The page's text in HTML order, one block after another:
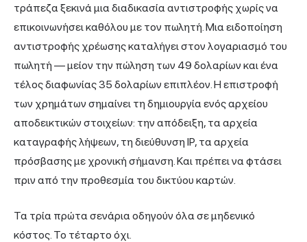
τράπεζα ξεκινά μια διαδικασία αντιστροφής χωρίς να
επικοινωνήσει καθόλου με τον πωλητή. Μια ειδοποίηση
αντιστροφής χρέωσης καταλήγει στον λογαριασμό του
πωλητή — μείον την πώληση των 49 δολαρίων και ένα
τέλος διαφωνίας 35 δολαρίων επιπλέον. Η επιστροφή
των χρημάτων σημαίνει τη δημιουργία ενός αρχείου
αποδεικτικών στοιχείων: την απόδειξη, τα αρχεία
καταγραφής λήψεων, τη διεύθυνση IP, τα αρχεία
πρόσβασης με χρονική σήμανση. Και πρέπει να φτάσει
πριν από την προθεσμία του δικτύου καρτών.
Τα τρία πρώτα σενάρια οδηγούν όλα σε μηδενικό
κόστος. Το τέταρτο όχι.